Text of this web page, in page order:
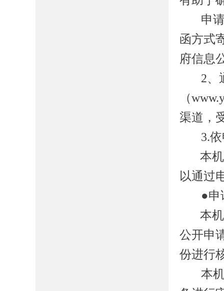
申
函方式
府信息
2、
（
渠道，
3.
本
以通过
●申
本
公开申
份进行
本